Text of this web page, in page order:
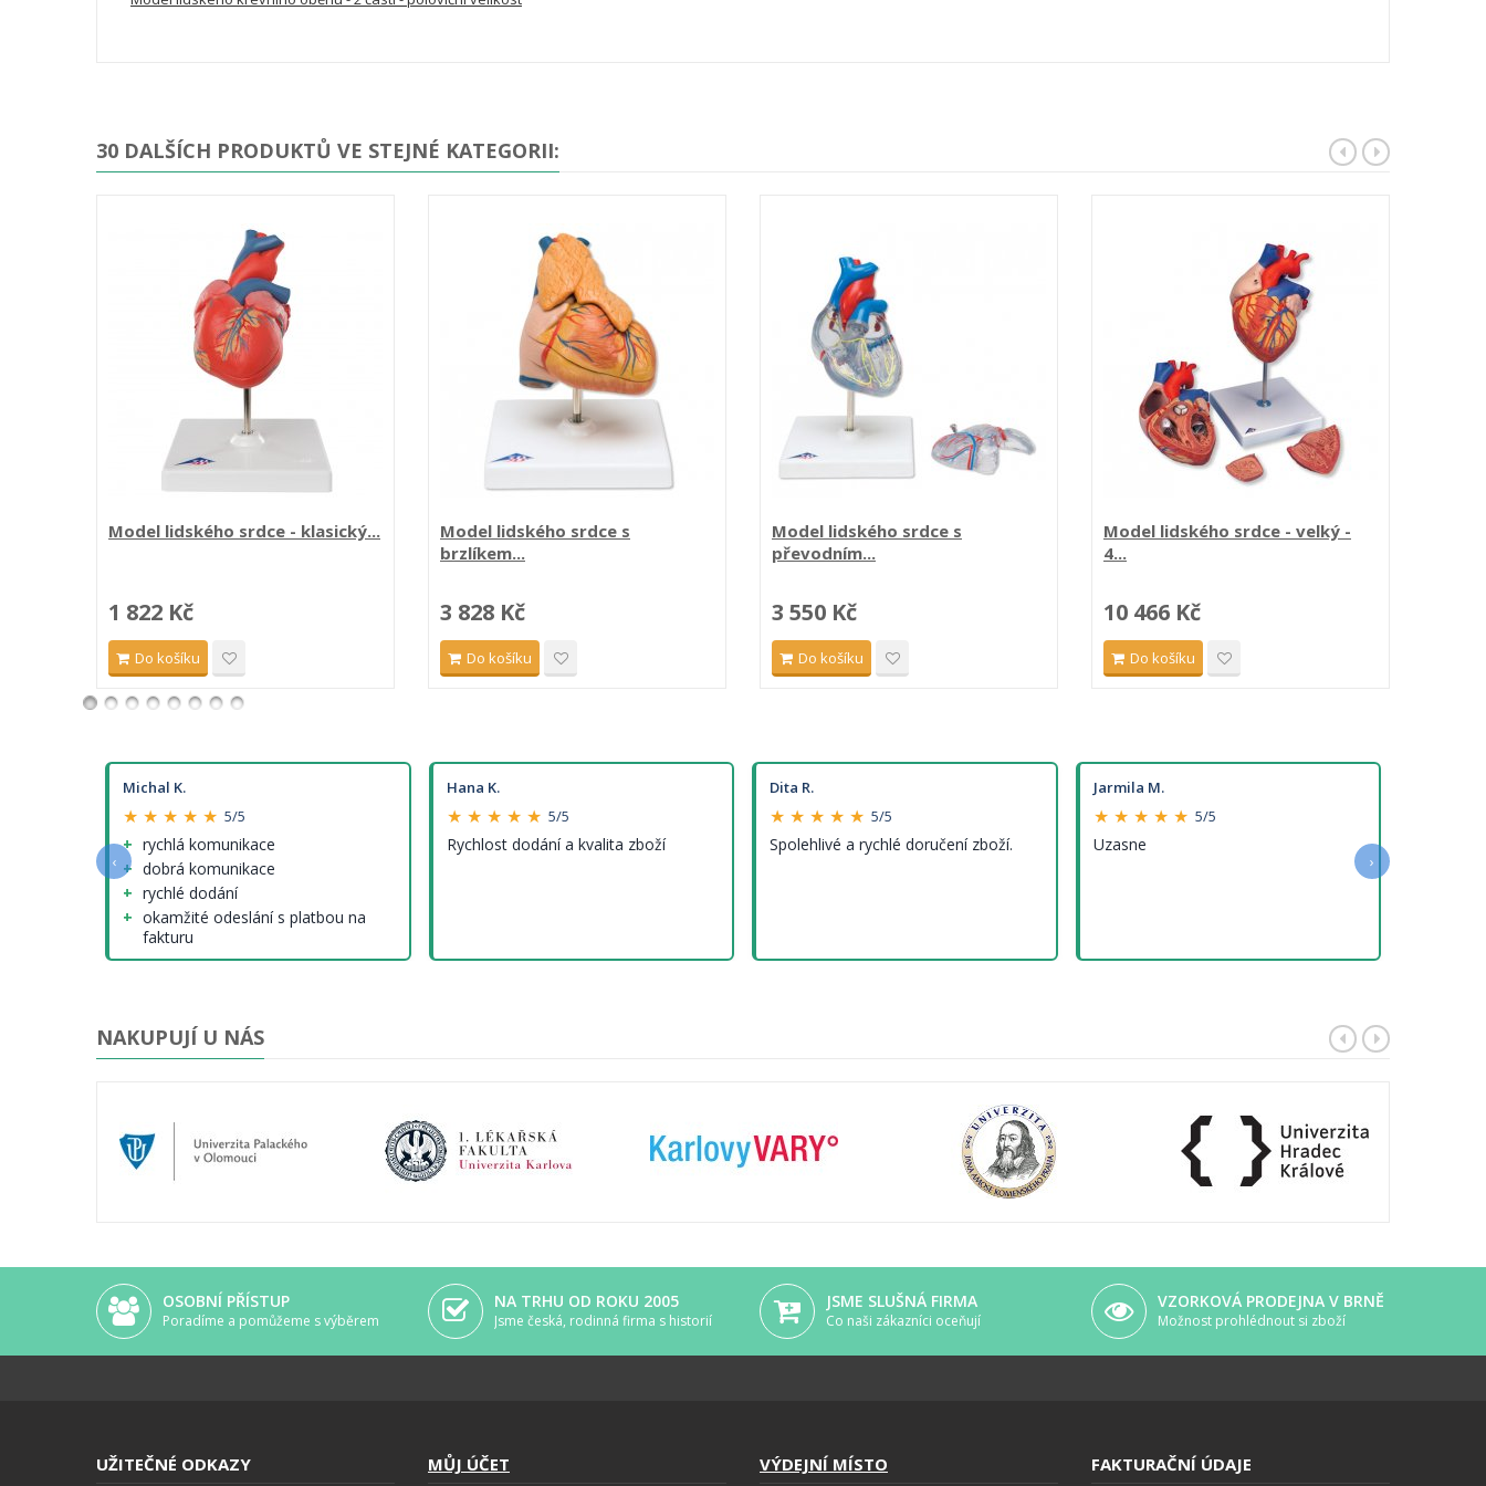
30 DALŠÍCH PRODUKTŮ VE STEJNÉ KATEGORII:
Model lidského srdce - klasický...
1 822 Kč
Do košíku
Model lidského srdce s
brzlíkem...
3 828 Kč
Do košíku
Model lidského srdce s
převodním...
3 550 Kč
Do košíku
Model lidského srdce - velký -
4...
10 466 Kč
Do košíku
Michal K.
★ ★ ★ ★ ★ 5/5
rychlá komunikace
dobrá komunikace
rychlé dodání
okamžité odeslání s platbou na
fakturu
nenalezl jsem (tedy krom cen
Hana K.
★ ★ ★ ★ ★ 5/5
Rychlost dodání a kvalita zboží
Dita R.
★ ★ ★ ★ ★ 5/5
Spolehlivé a rychlé doručení zboží.
Jarmila M.
★ ★ ★ ★ ★ 5/5
Uzasne
‹ ›
NAKUPUJÍ U NÁS
OSOBNÍ PŘÍSTUP
Poradíme a pomůžeme s výběrem
NA TRHU OD ROKU 2005
Jsme česká, rodinná firma s historií
JSME SLUŠNÁ FIRMA
Co naši zákazníci oceňují
VZORKOVÁ PRODEJNA V BRNĚ
Možnost prohlédnout si zboží
UŽITEČNÉ ODKAZY MŮJ ÚČET VÝDEJNÍ MÍSTO FAKTURAČNÍ ÚDAJE